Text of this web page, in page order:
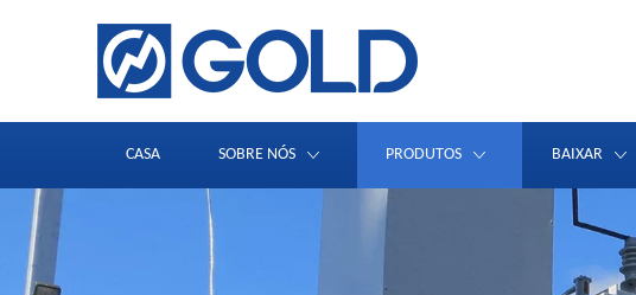
CASA SOBRE NÓS PRODUTOS BAIXAR